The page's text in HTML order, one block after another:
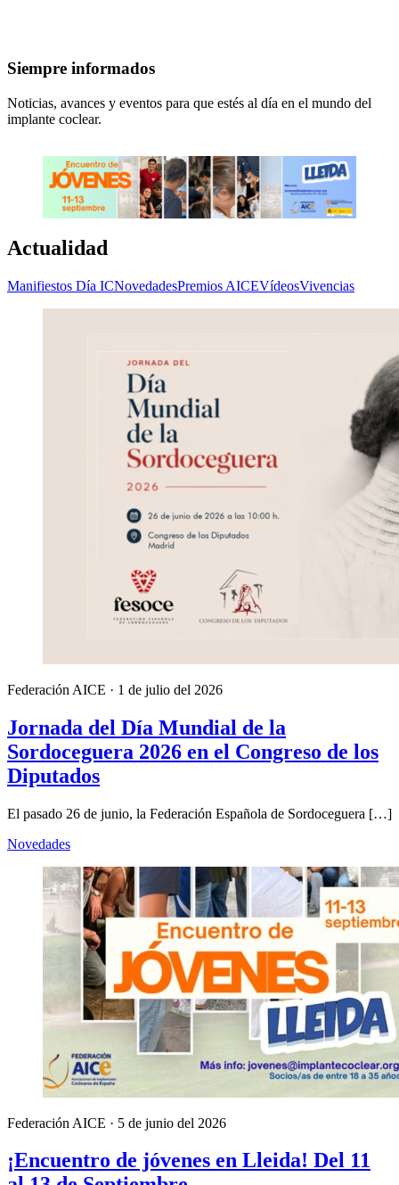
Siempre informados
Noticias, avances y eventos para que estés al día en el mundo del
implante coclear.
Actualidad
Manifiestos Día ICNovedadesPremios AICEVídeosVivencias
Federación AICE · 1 de julio del 2026
Jornada del Día Mundial de la
Sordoceguera 2026 en el Congreso de los
Diputados
El pasado 26 de junio, la Federación Española de Sordoceguera […]
Novedades
Federación AICE · 5 de junio del 2026
¡Encuentro de jóvenes en Lleida! Del 11